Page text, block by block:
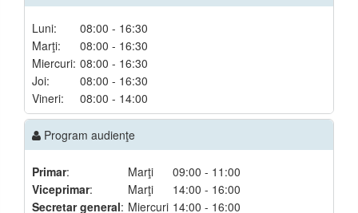
Luni:
08:00 - 16:30
Marţi:
08:00 - 16:30
Miercuri: 08:00 - 16:30
Joi:
08:00 - 16:30
Vineri:
08:00 - 14:00
Program audienţe
Primar: Marţi
09:00 - 11:00
Viceprimar: Marţi
14:00 - 16:00
Secretar general: Miercuri 14:00 - 16:00